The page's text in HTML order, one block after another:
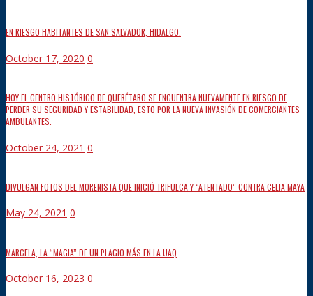
EN RIESGO HABITANTES DE SAN SALVADOR, HIDALGO.
October 17, 2020 0
HOY EL CENTRO HISTÓRICO DE QUERÉTARO SE ENCUENTRA NUEVAMENTE EN RIESGO DE
PERDER SU SEGURIDAD Y ESTABILIDAD, ESTO POR LA NUEVA INVASIÓN DE COMERCIANTES
AMBULANTES.
October 24, 2021 0
DIVULGAN FOTOS DEL MORENISTA QUE INICIÓ TRIFULCA Y “ATENTADO” CONTRA CELIA MAYA
May 24, 2021 0
MARCELA, LA “MAGIA” DE UN PLAGIO MÁS EN LA UAQ
October 16, 2023 0